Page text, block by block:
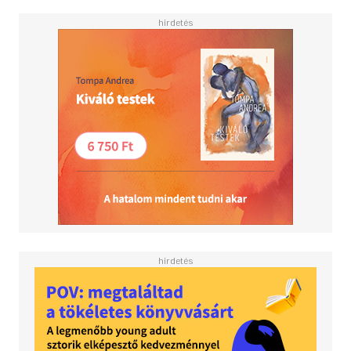
Classics is the leading publisher of classic literature in the
English-speaking world, representing a global bookshelf
of the best works throughout history and across genres
and disciplines. Readers trust the series to provide
authoritative texts enhanced by introductions and notes
by distinguished scholars and contemporary authors, as
well as up-to-date translations by award-winning
translators.